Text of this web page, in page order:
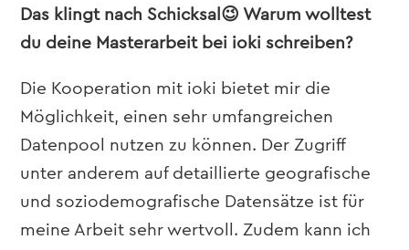
Das klingt nach Schicksal😉 Warum wolltest
du deine Masterarbeit bei ioki schreiben?
Die Kooperation mit ioki bietet mir die
Möglichkeit, einen sehr umfangreichen
Datenpool nutzen zu können. Der Zugriff
unter anderem auf detaillierte geografische
und soziodemografische Datensätze ist für
meine Arbeit sehr wertvoll. Zudem kann ich